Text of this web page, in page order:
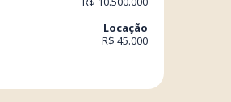
Locação
R$ 45.000